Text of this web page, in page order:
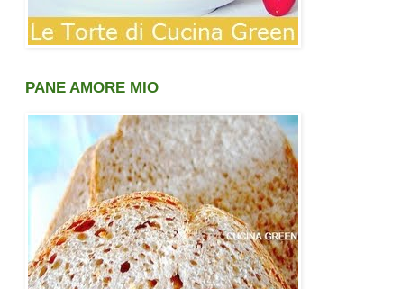
PANE AMORE MIO